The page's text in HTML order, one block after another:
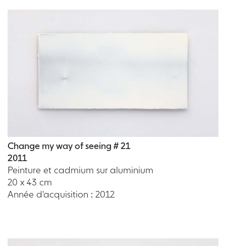
Change my way of seeing # 21
2011
Peinture et cadmium sur aluminium
20 x 43 cm
Année d'acquisition : 2012